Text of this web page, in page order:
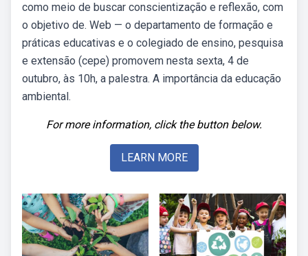
como meio de buscar conscientização e reflexão, com
o objetivo de. Web — o departamento de formação e
práticas educativas e o colegiado de ensino, pesquisa
e extensão (cepe) promovem nesta sexta, 4 de
outubro, às 10h, a palestra. A importância da educação
ambiental.
For more information, click the button below.
LEARN MORE